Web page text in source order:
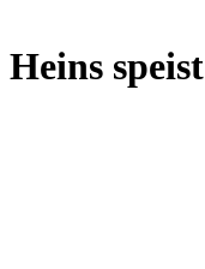
Heins speist